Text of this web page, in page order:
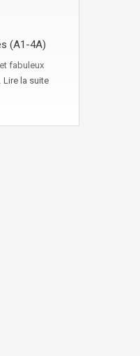
(A1-4A)
fabuleux
Lire la suite